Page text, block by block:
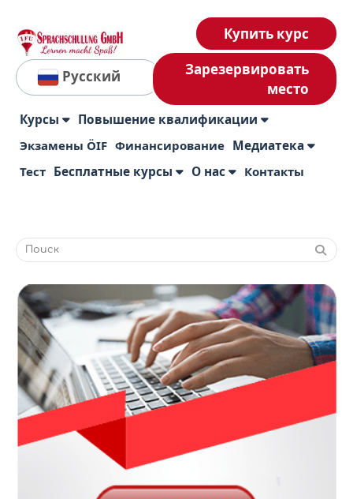
Русский
Купить курс
Зарезервировать
место
Курсы Повышение квалификации
Экзамены ÖIF Финансирование Медиатека
Тест Бесплатные курсы О нас Контакты